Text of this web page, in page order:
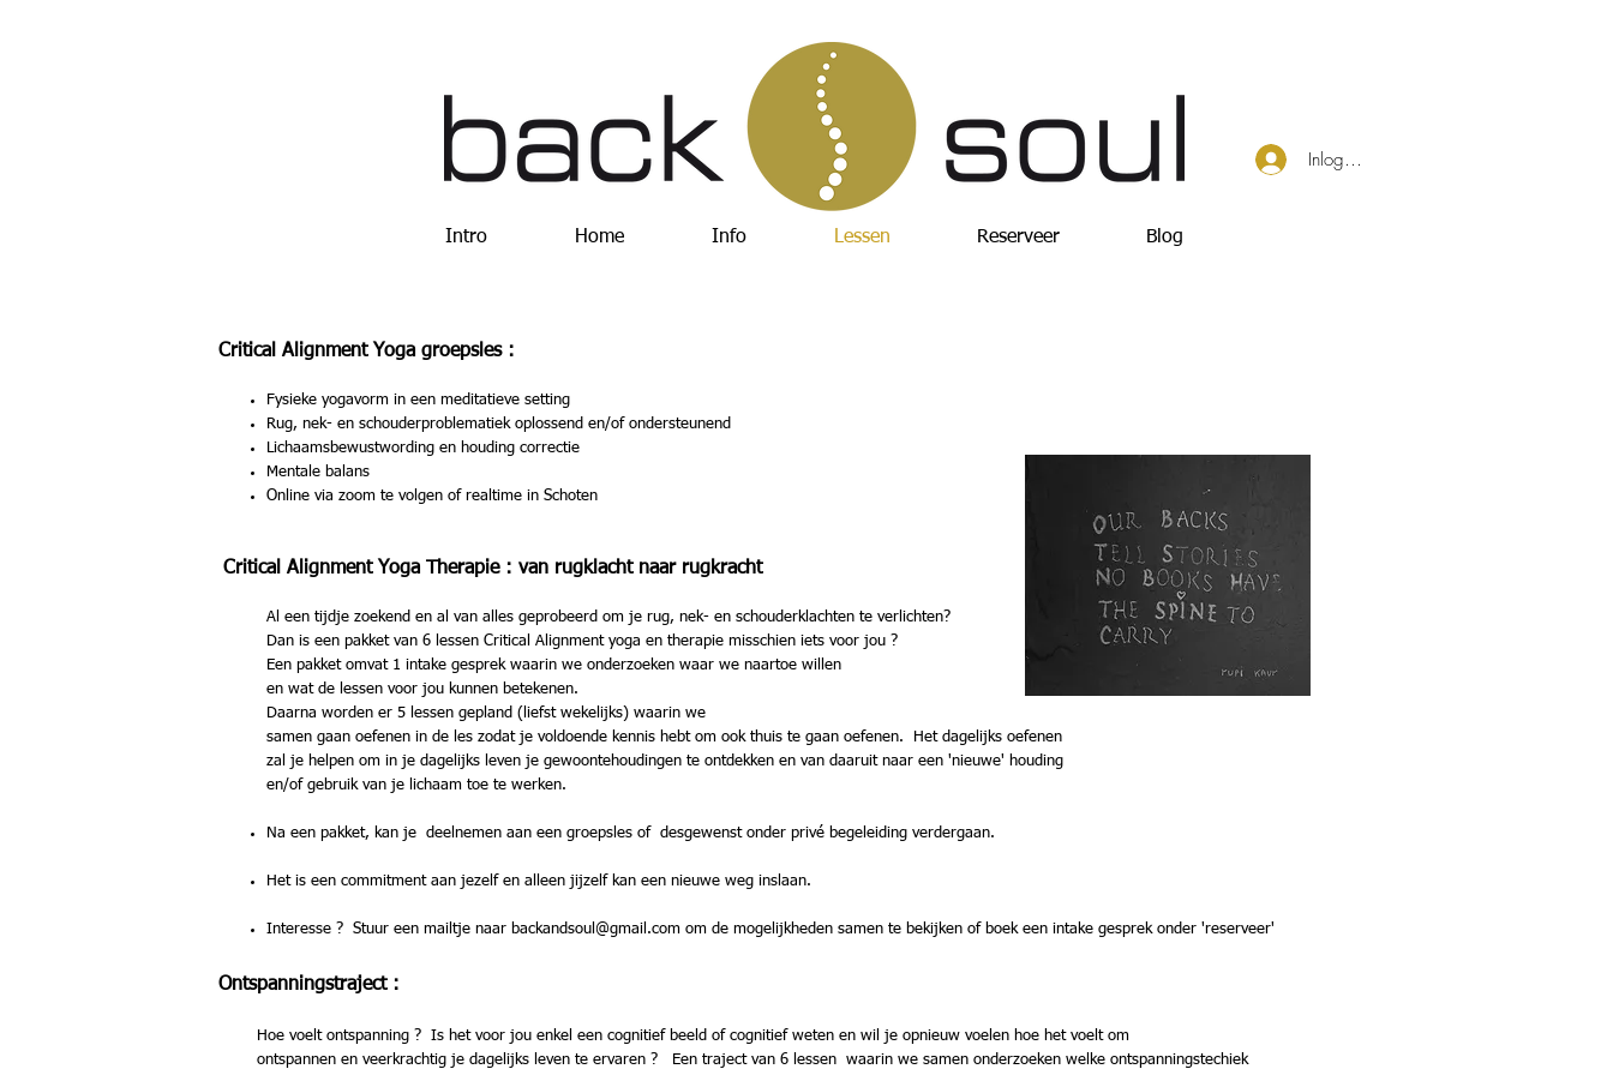
Inloggen
Intro Home Info Lessen Reserveer Blog
Critical Alignment Yoga groepsles :
Fysieke yogavorm in een meditatieve setting
Rug, nek- en schouderproblematiek oplossend en/of ondersteunend
Lichaamsbewustwording en houding correctie
Mentale balans
Online via zoom te volgen of realtime in Schoten
Critical Alignment Yoga Therapie : van rugklacht naar rugkracht
Al een tijdje zoekend en al van alles geprobeerd om je rug, nek- en schouderklachten te verlichten?
Dan is een pakket van 6 lessen Critical Alignment yoga en therapie misschien iets voor jou ?
Een pakket omvat 1 intake gesprek waarin we onderzoeken waar we naartoe willen
en wat de lessen voor jou kunnen betekenen.
Daarna worden er 5 lessen gepland (liefst wekelijks) waarin we
samen gaan oefenen in de les zodat je voldoende kennis hebt om ook thuis te gaan oefenen. Het dagelijks oefenen
zal je helpen om in je dagelijks leven je gewoontehoudingen te ontdekken en van daaruit naar een 'nieuwe' houding
en/of gebruik van je lichaam toe te werken.
Na een pakket, kan je deelnemen aan een groepsles of desgewenst onder privé begeleiding verdergaan.
Het is een commitment aan jezelf en alleen jijzelf kan een nieuwe weg inslaan.
Interesse ? Stuur een mailtje naar backandsoul@gmail.com om de mogelijkheden samen te bekijken of boek een intake gesprek onder 'reserveer'
Ontspanningstraject :
Hoe voelt ontspanning ? Is het voor jou enkel een cognitief beeld of cognitief weten en wil je opnieuw voelen hoe het voelt om
ontspannen en veerkrachtig je dagelijks leven te ervaren ? Een traject van 6 lessen waarin we samen onderzoeken welke ontspanningstechiek